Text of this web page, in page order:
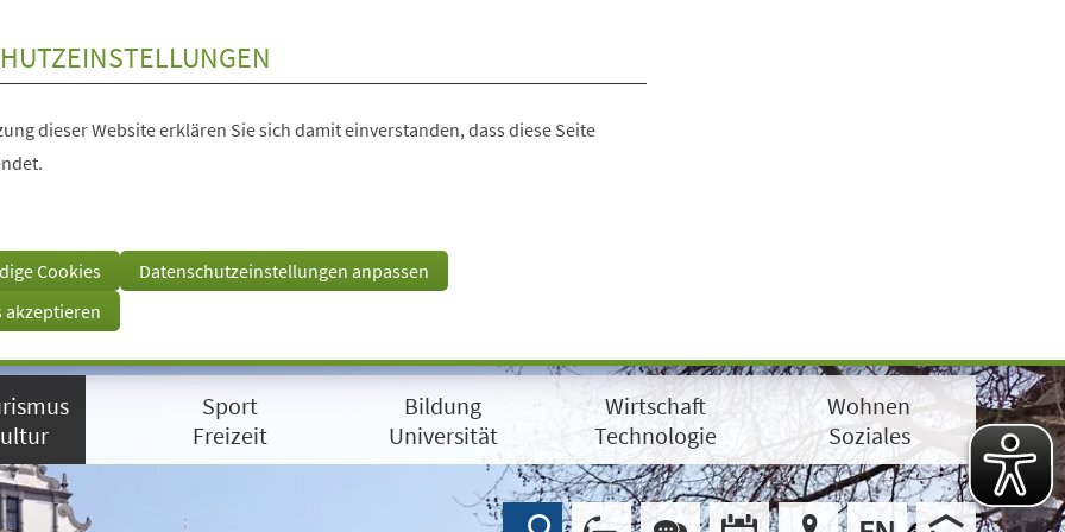
dieser Website erklären Sie sich damit einverstanden, dass diese Seite
Cookies
Datenschutzeinstellungen anpassen
akzeptieren
Sport
Freizeit
Bildung
Universität
Wirtschaft
Technologie
Wohnen
Soziales